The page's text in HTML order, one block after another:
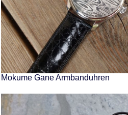
Mokume Gane Armbanduhren